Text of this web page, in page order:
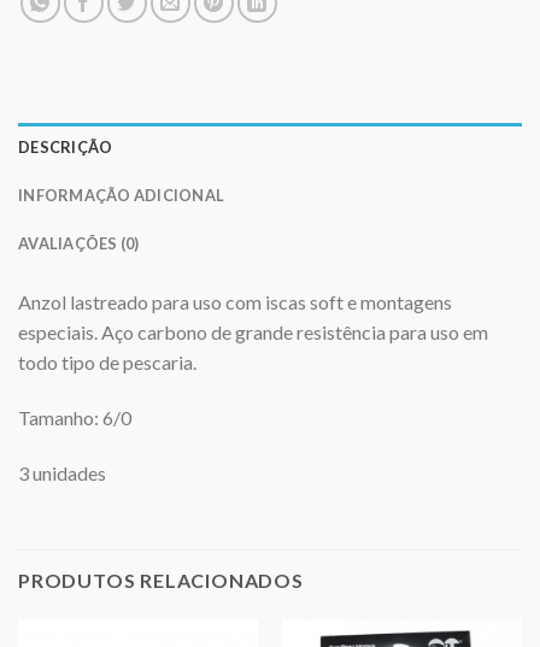
DESCRIÇÃO
INFORMAÇÃO ADICIONAL
AVALIAÇÕES (0)
Anzol lastreado para uso com iscas soft e montagens
especiais. Aço carbono de grande resistência para uso em
todo tipo de pescaria.
Tamanho: 6/0
3 unidades
PRODUTOS RELACIONADOS